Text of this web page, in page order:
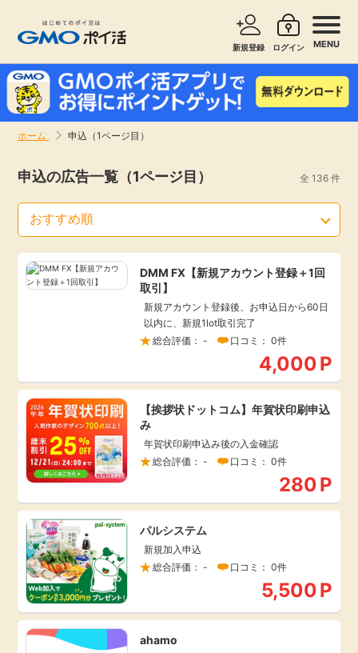
新規登録 ログイン MENU
ホーム 申込（1ページ目）
無料
アンケート
ゲーム
モニター
ポイ活お得情報
お友達紹介
サービスで探す ショッピングで探す
旅行・レンタカー
無料サービス
エンタメ
クレジットカード
引っ越し
買取・査定
学び
進学・教育
美容・健康
月額有料サービス
銀行・金融・投資
申込の広告一覧（1ページ目） 全 136 件
DMM FX【新規アカウント登録＋1回
取引】
新規アカウント登録後、お申込日から60日
以内に、新規1lot取引完了
総合評価： -
口コミ： 0件
4,000P
【挨拶状ドットコム】年賀状印刷申込
み
年賀状印刷申込み後の入金確認
総合評価： -
口コミ： 0件
280P
パルシステム
新規加入申込
総合評価： -
口コミ： 0件
5,500P
ahamo